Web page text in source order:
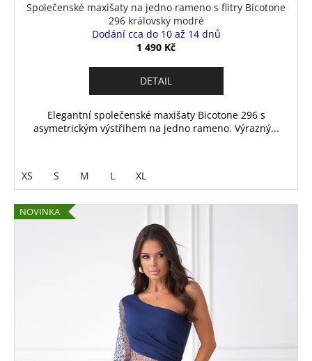
Společenské maxišaty na jedno rameno s flitry Bicotone
296 královsky modré
Dodání cca do 10 až 14 dnů
1 490 Kč
DETAIL
Elegantní společenské maxišaty Bicotone 296 s
asymetrickým výstřihem na jedno rameno. Výrazný...
XS S M L XL
NOVINKA